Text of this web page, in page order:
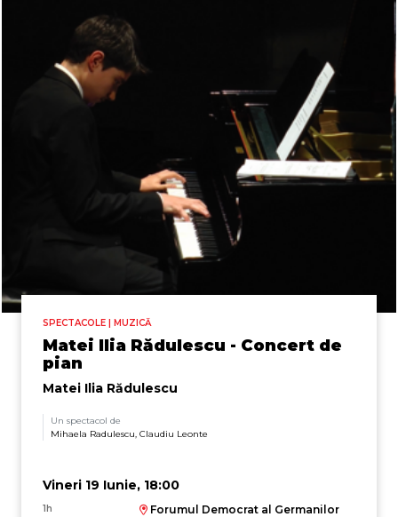
SPECTACOLE | MUZICĂ
Matei Ilia Rădulescu - Concert de
pian
Matei Ilia Rădulescu
Un spectacol de
Mihaela Radulescu, Claudiu Leonte
Vineri 19 Iunie, 18:00
1h
Forumul Democrat al Germanilor